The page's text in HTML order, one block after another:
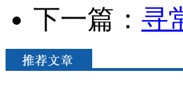
下一篇： 寻